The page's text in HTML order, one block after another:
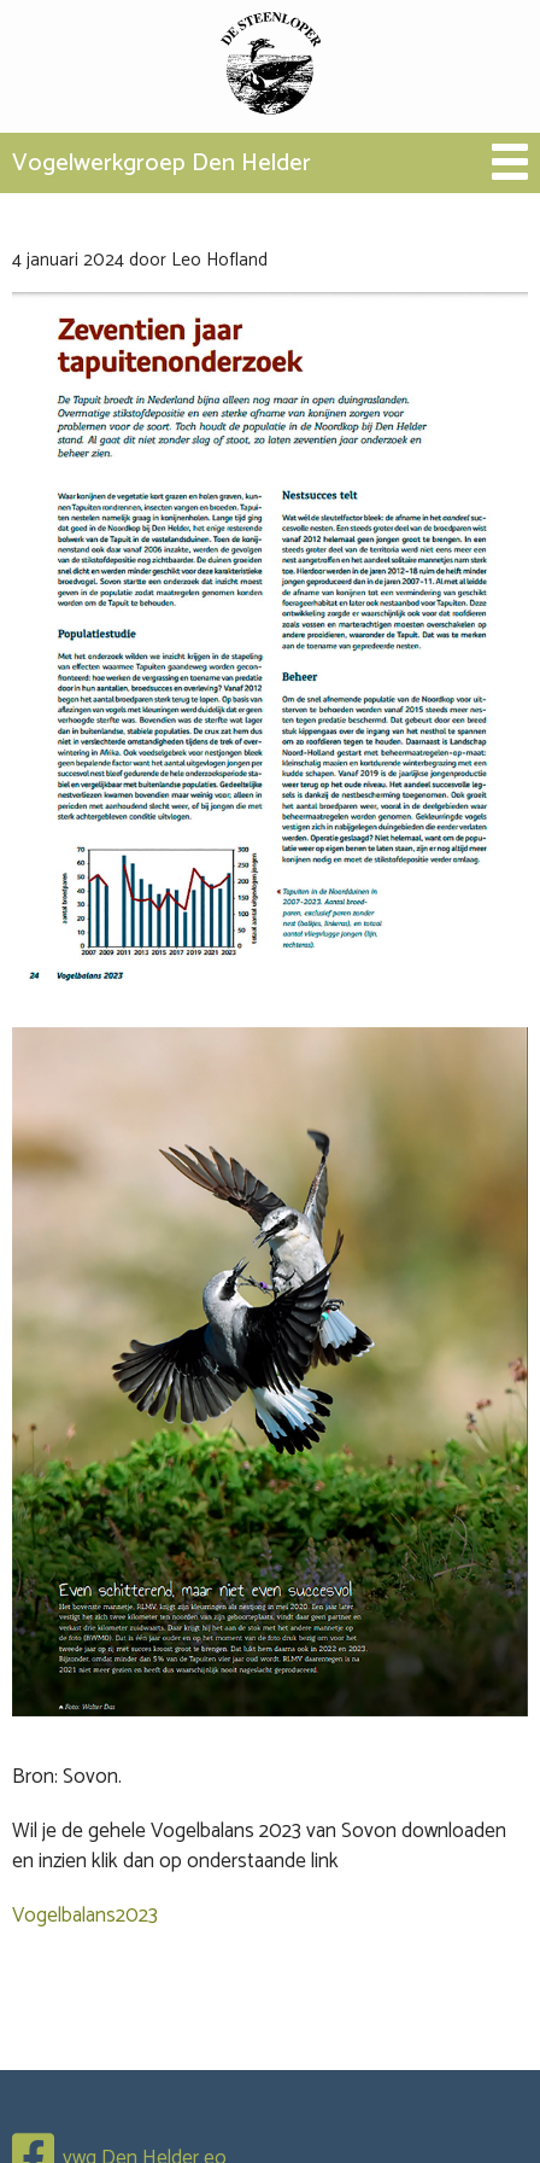
Vogelwerkgroep Den Helder
4 januari 2024door Leo Hofland
Bron: Sovon.
Wil je de gehele Vogelbalans 2023 van Sovon downloaden
en inzien klik dan op onderstaande link
Vogelbalans2023